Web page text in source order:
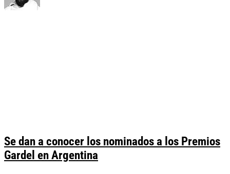
Se dan a conocer los nominados a los Premios
Gardel en Argentina